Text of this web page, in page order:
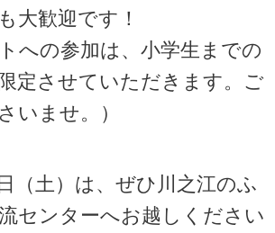
大歓迎です！
トへの参加は、小学生までの
定させていただきます。ご
いませ。）
（土）は、ぜひ川之江のふ
センターへお越しください